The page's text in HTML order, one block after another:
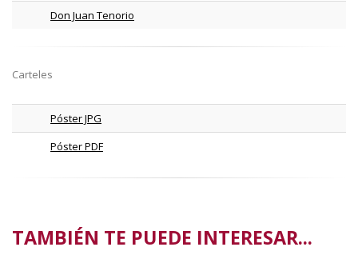
Don Juan Tenorio
Carteles
Póster JPG
Póster PDF
TAMBIÉN TE PUEDE INTERESAR...